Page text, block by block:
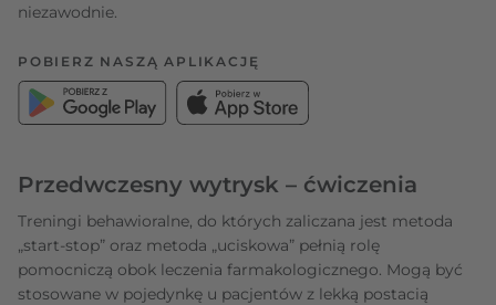
niezawodnie.
POBIERZ NASZĄ APLIKACJĘ
Przedwczesny wytrysk – ćwiczenia
Treningi behawioralne, do których zaliczana jest metoda
„start-stop” oraz metoda „uciskowa” pełnią rolę
pomocniczą obok leczenia farmakologicznego. Mogą być
stosowane w pojedynkę u pacjentów z lekką postacią